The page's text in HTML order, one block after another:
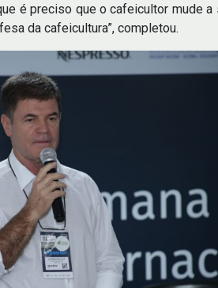
é preciso que o cafeicultor mude
da cafeicultura”, completou.